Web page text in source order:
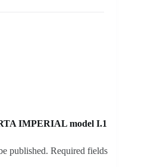
IMPERIAL model I.1
published. Required fields